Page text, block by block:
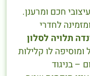
חכם ומרענן.
לחדרי
תלויה לסלון
לו קלילות
– בניגוד